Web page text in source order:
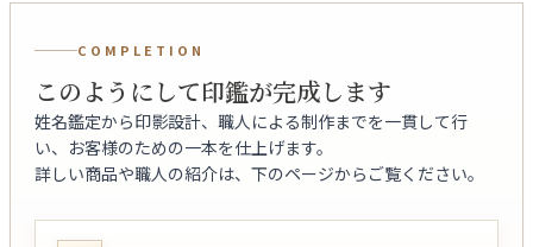
COMPLETION
このようにして印鑑が完成します
姓名鑑定から印影設計、職人による制作までを一貫して行
い、お客様のための一本を仕上げます。
詳しい商品や職人の紹介は、下のページからご覧ください。